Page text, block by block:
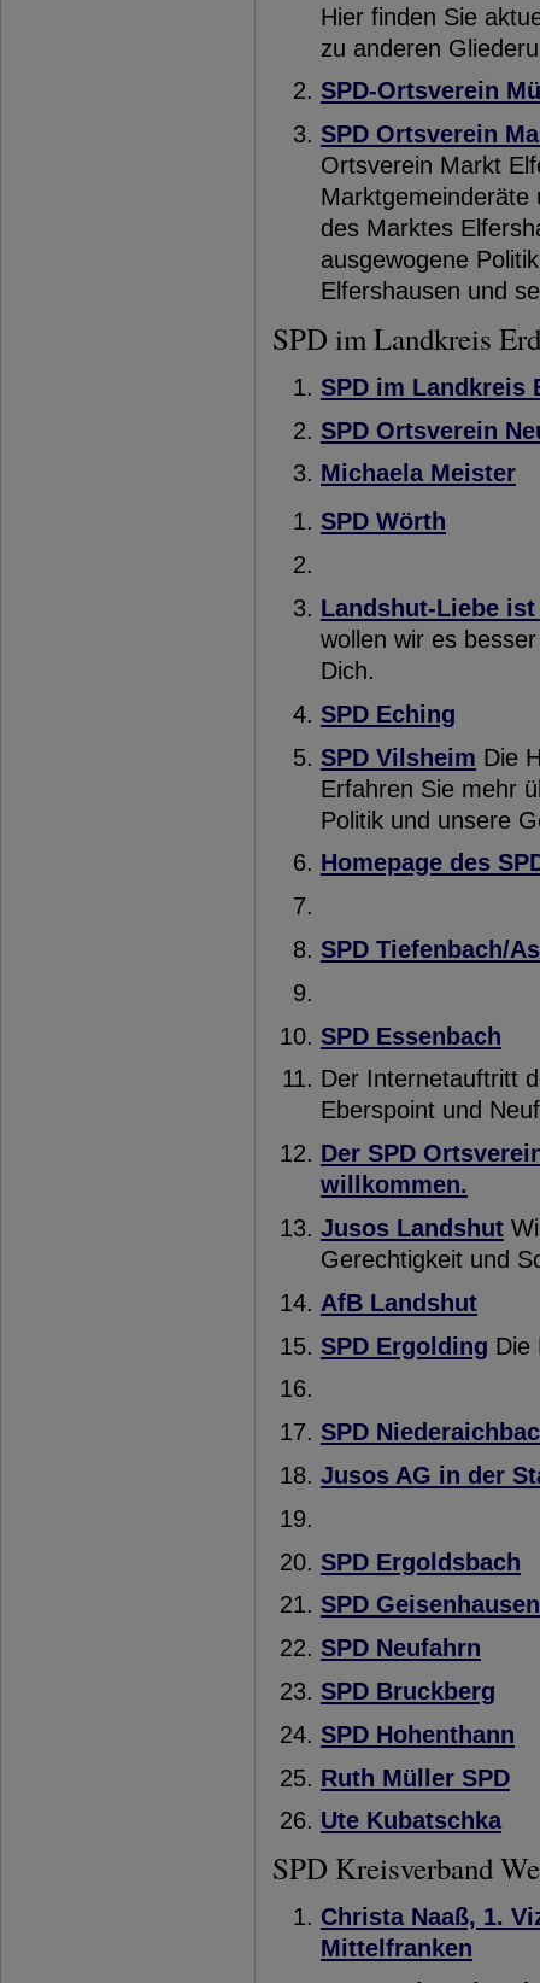
Hier finden Sie
zu anderen
SPD-Ortsverein
SPD Ortsverein
Ortsverein Markt
Marktgemeinderäte
des Marktes
ausgewogene
Elfershausen und
SPD im Landkreis
SPD im Landkreis
SPD Ortsverein
Michaela Meister
SPD Wörth
Landshut-Liebe
wollen wir es
Dich.
SPD Eching
SPD Vilsheim Die
Erfahren Sie mehr
Politik und unsere
Homepage des
SPD Tiefenbach/
SPD Essenbach
Der Internetauftritt
Eberspoint und
Der SPD
willkommen.
Jusos Landshut
Gerechtigkeit und
AfB Landshut
SPD Ergolding Die
SPD
Jusos AG in der
SPD Ergoldsbach
SPD Geisenhausen
SPD Neufahrn
SPD Bruckberg
SPD Hohenthann
Ruth Müller SPD
Ute Kubatschka
SPD Kreisverband
Christa Naaß, 1.
Mittelfranken